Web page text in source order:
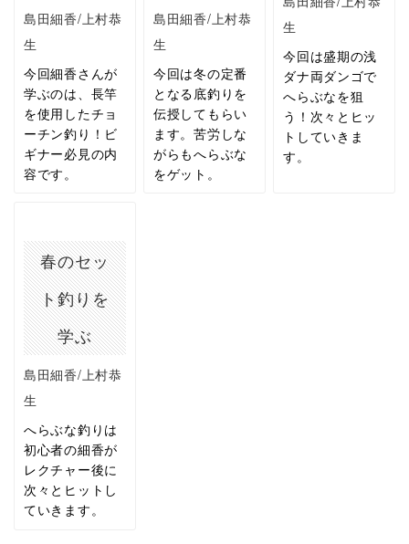
島田細香/上村恭
生
今回細香さんが
学ぶのは、長竿
を使用したチョ
ーチン釣り！ビ
ギナー必見の内
容です。
島田細香/上村恭
生
今回は冬の定番
となる底釣りを
伝授してもらい
ます。苦労しな
がらもへらぶな
をゲット。
生
今回は盛期の浅
ダナ両ダンゴで
へらぶなを狙
う！次々とヒッ
トしていきま
す。
春のセッ
ト釣りを
学ぶ
島田細香/上村恭
生
へらぶな釣りは
初心者の細香が
レクチャー後に
次々とヒットし
ていきます。